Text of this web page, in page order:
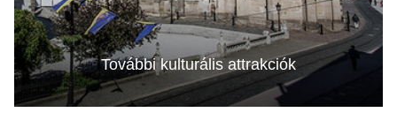
További kulturális attrakciók